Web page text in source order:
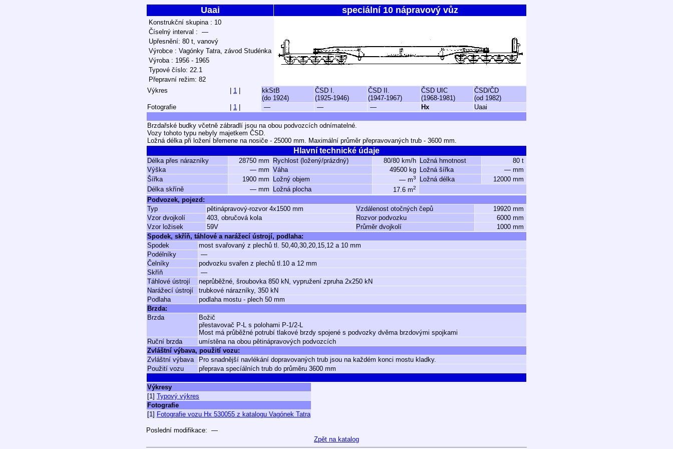
Uaai speciální 10 nápravový vůz
Konstrukční skupina : 10
Číselný interval : —
Upřesnění: 80 t, vanový
Výrobce : Vagónky Tatra, závod Studénka
Výroba : 1956 - 1965
Typové číslo: 22.1
Přepravní režim: 82
Výkres
1
kkStB
(do 1924)
ČSD I.
(1925-1946)
ČSD II.
(1947-1967)
ČSD UIC
(1968-1981)
ČSD/ČD
(od 1982)
Fotografie
1 — — — Hx Uaai
Brzdařské budky včetně zábradlí jsou na obou podvozcích odnímatelné.
Vozy tohoto typu nebyly majetkem ČSD.
Ložná délka při ložení břemene na nosiče - 25000 mm. Maximální průměr přepravovaných trub - 3600 mm.
Hlavní technické údaje
Délka přes nárazníky 28750 mm Rychlost (ložený/prázdný) 80/80 km/h Ložná hmotnost
80 t
Výška
— mm Váha 49500 kg Ložná šířka
— mm
Šířka
1900 mm Ložný objem — m3 Ložná délka
12000 mm
Délka skříně
— mm Ložná plocha 17.6 m2
Podvozek, pojezd:
Typ
pětinápravový-rozvor 4x1500 mm Vzdálenost otočných čepů
19920 mm
Vzor dvojkolí
403, obručová kola Rozvor podvozku
6000 mm
Vzor ložisek
59V Průměr dvojkolí
1000 mm
Spodek, skříň, táhlové a narážecí ústrojí, podlaha:
Spodek
most svařovaný z plechů tl. 50,40,30,20,15,12 a 10 mm
Podélníky
—
Čelníky
podvozku svařen z plechů tl.10 a 12 mm
Skříň
—
Táhlové ústrojí
neprůběžné, šroubovka 850 kN, vypružení zpruha 2x250 kN
Narážecí ústrojí
trubkové nárazníky, 350 kN
Podlaha
podlaha mostu - plech 50 mm
Brzda:
Brzda
Božič
přestavovač P-L s polohami P-1/2-L
Most má průběžné potrubí tlakové brzdy spojené s podvozky dvěma brzdovými spojkami
Ruční brzda
umístěna na obou pětinápravových podvozcích
Zvláštní výbava, použití vozu:
Zvláštní výbava
Pro snadnější navlékání dopravovaných trub jsou na každém konci mostu kladky.
Použití vozu
přeprava specíálních trub do průměru 3600 mm
Výkresy
[1] Typový výkres
Fotografie
[1] Fotografie vozu Hx 530055 z katalogu Vagónek Tatra
Poslední modifikace: —
Zpět na katalog